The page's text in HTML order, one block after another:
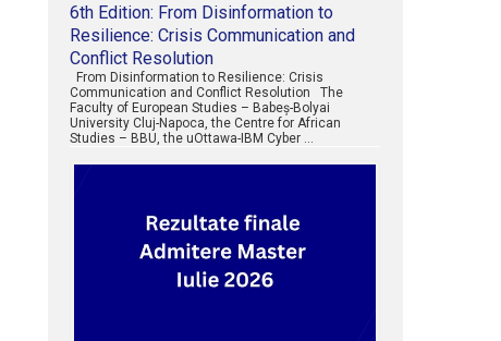
6th Edition: From Disinformation to
Resilience: Crisis Communication and
Conflict Resolution
From Disinformation to Resilience: Crisis
Communication and Conflict Resolution The
Faculty of European Studies – Babeș-Bolyai
University Cluj-Napoca, the Centre for African
Studies – BBU, the uOttawa-IBM Cyber …